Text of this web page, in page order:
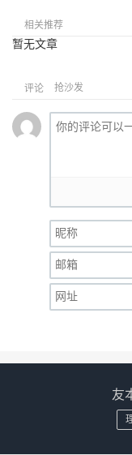
相关推荐
暂无文章
评论 抢沙发
友